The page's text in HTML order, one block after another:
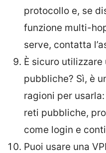
protocollo e, se
funzione multi-
serve, contatta
È sicuro utilizzare
pubbliche? Sì, è
ragioni per
reti pubbliche,
come login e
Puoi usare una